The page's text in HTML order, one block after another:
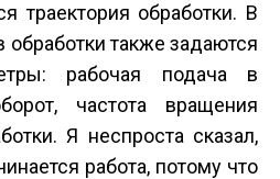
траектория обработки. В
обработки также задаются
рабочая подача в
частота вращения
Я неспроста сказал,
работа, потому что